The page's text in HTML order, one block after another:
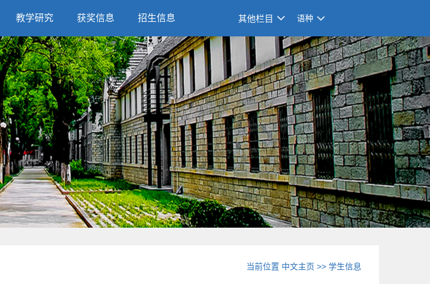
教学研究 获奖信息 招生信息 其他栏目 语种
当前位置 中文主页 >>学生信息